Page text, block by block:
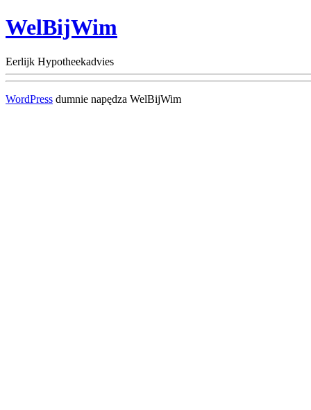
WelBijWim
Eerlijk Hypotheekadvies
WordPress dumnie napędza WelBijWim